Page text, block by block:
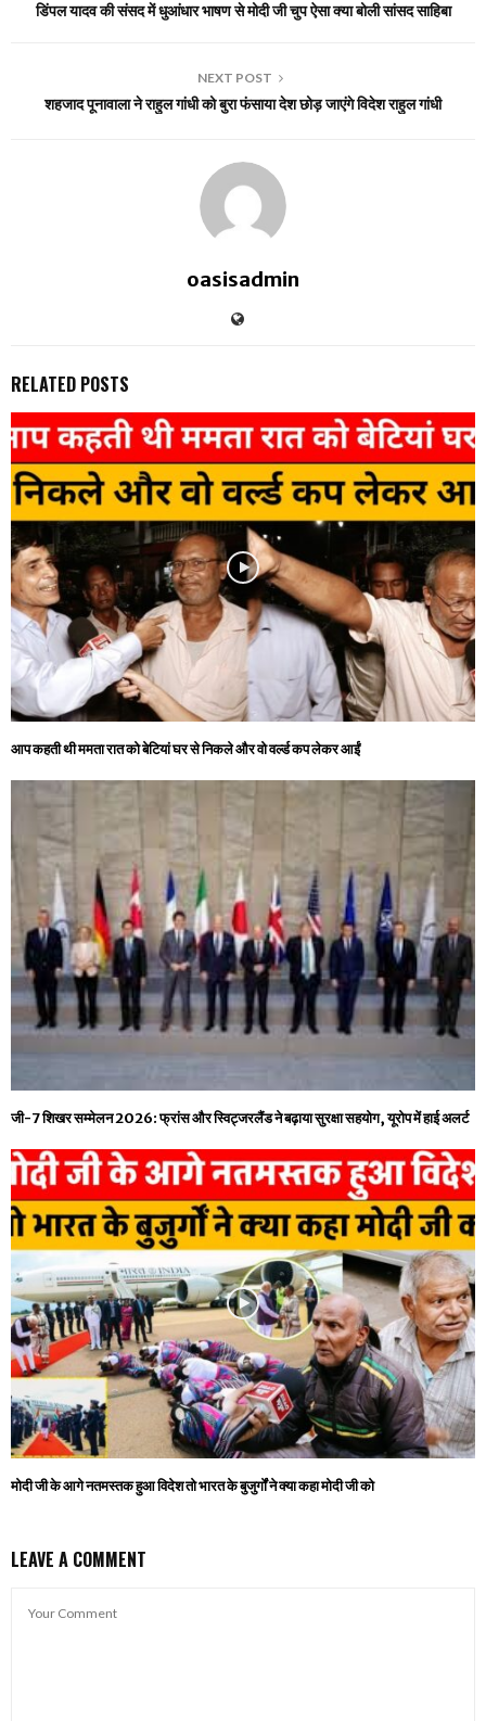
डिंपल यादव की संसद में धुआंधार भाषण से मोदी जी चुप ऐसा क्या बोली सांसद साहिबा
NEXT POST
शहजाद पूनावाला ने राहुल गांधी को बुरा फंसाया देश छोड़ जाएंगे विदेश राहुल गांधी
oasisadmin
RELATED POSTS
आप कहती थी ममता रात को बेटियां घर से निकले और वो वर्ल्ड कप लेकर आईं
जी-7 शिखर सम्मेलन 2026: फ्रांस और स्विट्जरलैंड ने बढ़ाया सुरक्षा सहयोग, यूरोप में हाई अलर्ट
मोदी जी के आगे नतमस्तक हुआ विदेश तो भारत के बुजुर्गों ने क्या कहा मोदी जी को
LEAVE A COMMENT